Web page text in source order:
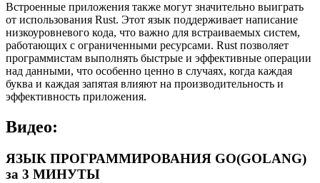
Встроенные приложения также могут значительно выиграть
от использования Rust. Этот язык поддерживает написание
низкоуровневого кода, что важно для встраиваемых систем,
работающих с ограниченными ресурсами. Rust позволяет
программистам выполнять быстрые и эффективные операции
над данными, что особенно ценно в случаях, когда каждая
буква и каждая запятая влияют на производительность и
эффективность приложения.
Видео:
ЯЗЫК ПРОГРАММИРОВАНИЯ GO(GOLANG)
за 3 МИНУТЫ